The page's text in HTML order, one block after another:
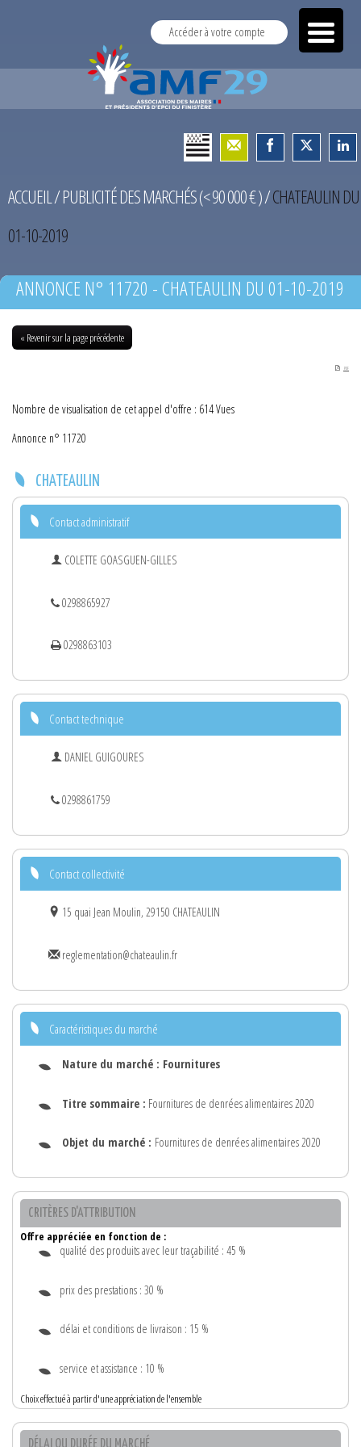
Accéder à votre compte
ACCUEIL/PUBLICITÉ DES MARCHÉS (< 90 000 € )/CHATEAULIN DU
01-10-2019
ANNONCE N° 11720 - CHATEAULIN DU 01-10-2019
« Revenir sur la page précédente
PDF
Nombre de visualisation de cet appel d'offre : 614 Vues
Annonce n° 11720
CHATEAULIN
Contact administratif
COLETTE GOASGUEN-GILLES
0298865927
0298863103
Contact technique
DANIEL GUIGOURES
0298861759
Contact collectivité
15 quai Jean Moulin, 29150 CHATEAULIN
reglementation@chateaulin.fr
Caractéristiques du marché
Nature du marché : Fournitures
Titre sommaire : Fournitures de denrées alimentaires 2020
Objet du marché : Fournitures de denrées alimentaires 2020
CRITÈRES D'ATTRIBUTION
Offre appréciée en fonction de :
qualité des produits avec leur traçabilité : 45 %
prix des prestations : 30 %
délai et conditions de livraison : 15 %
service et assistance : 10 %
Choix effectué à partir d'une appréciation de l'ensemble
DÉLAI OU DURÉE DU MARCHÉ